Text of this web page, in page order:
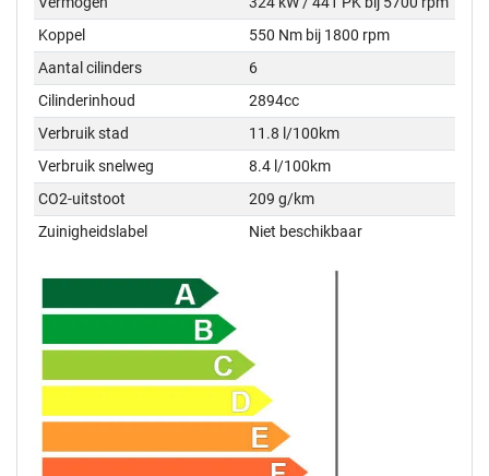
Koppel
550 Nm bij 1800 rpm
Aantal cilinders
6
Cilinderinhoud
2894cc
Verbruik stad
11.8 l/100km
Verbruik snelweg
8.4 l/100km
CO2-uitstoot
209 g/km
Zuinigheidslabel
Niet beschikbaar